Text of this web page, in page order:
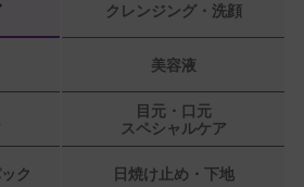
クレンジング・洗顔
美容液
目元・口元
スペシャルケア
ク 日焼け止め・下地